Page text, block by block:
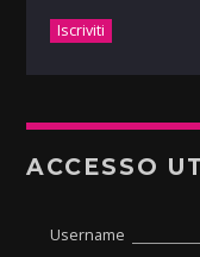
ACCESSO
Username